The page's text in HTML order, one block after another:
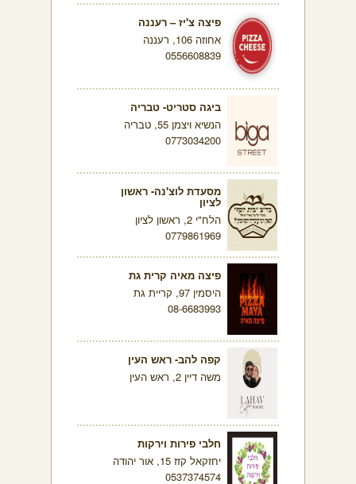
פיצה צ'יז – רעננה
אחוזה 106, רעננה
0556608839
ביגה סטריט- טבריה
הנשיא ויצמן 55, טבריה
0773034200
מסעדת לוצ'נה- ראשון
לציון
הלח"י 2, ראשון לציון
0779861969
פיצה מאיה קרית גת
היסמין 97, קריית גת
08-6683993
קפה להב- ראש העין
משה דיין 2, ראש העין
חלבי פירות וירקות
יחזקאל קזז 15, אור יהודה
0537374574